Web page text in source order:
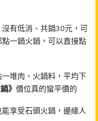
有低消、共鍋30元，可
一鍋火鍋，可以直接點
堆肉、火鍋料，平均下
》 價位真的蠻平價的
享受石頭火鍋，邊緣人